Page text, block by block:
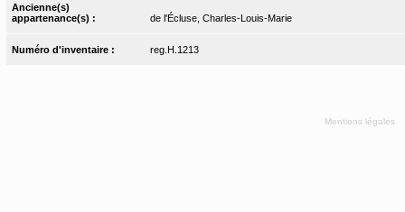
Ancienne(s)
appartenance(s) :
de l'Écluse, Charles-Louis-Marie
Numéro d'inventaire : reg.H.1213
Mentions légales